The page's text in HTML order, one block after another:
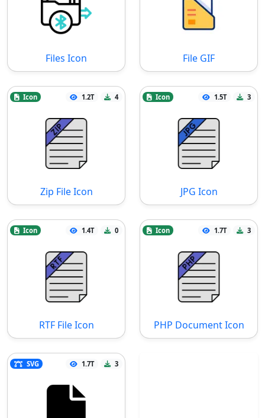
Files Icon File GIF
Icon 1.2T 4
Zip File Icon
Icon 1.5T 3
JPG Icon
Icon 1.4T 0
RTF File Icon
Icon 1.7T 3
PHP Document Icon
SVG 1.7T 3